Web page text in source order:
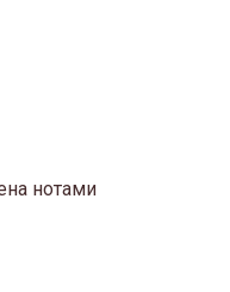
нотами